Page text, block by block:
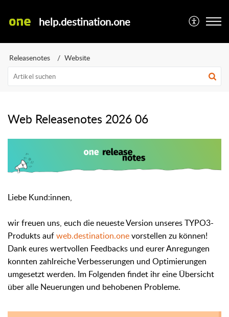
help.destination.one
Releasenotes Website
Web Releasenotes 2026 06
Liebe Kund:innen,
wir freuen uns, euch die neueste Version unseres TYPO3-
Produkts aufweb.destination.onevorstellen zu können!
Dank eures wertvollen Feedbacks und eurer Anregungen
konnten zahlreiche Verbesserungen und Optimierungen
umgesetzt werden. Im Folgenden findet ihr eine Übersicht
über alle Neuerungen und behobenen Probleme.